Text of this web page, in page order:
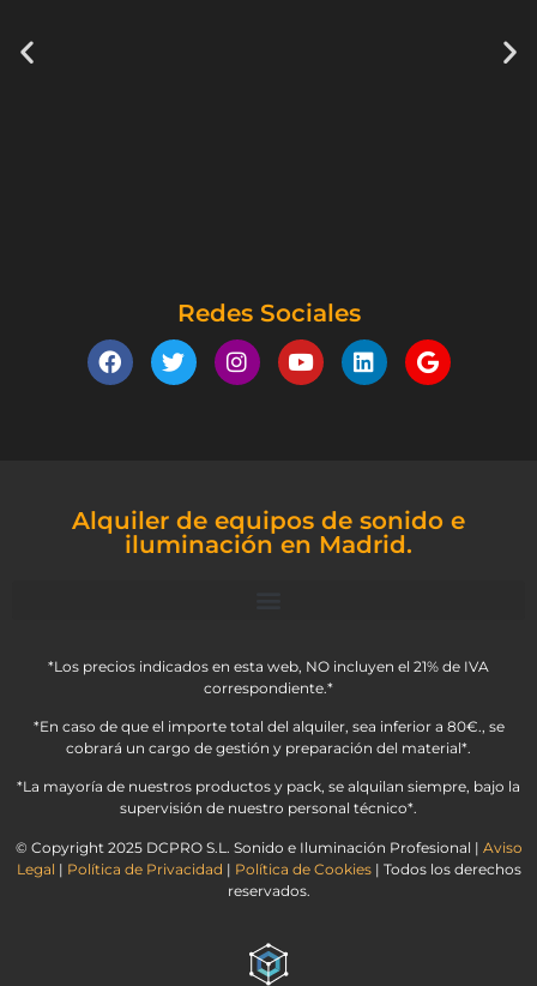
Redes Sociales
Alquiler de equipos de sonido e
iluminación en Madrid.
*Los precios indicados en esta web, NO incluyen el 21% de IVA
correspondiente.*
*En caso de que el importe total del alquiler, sea inferior a 80€., se
cobrará un cargo de gestión y preparación del material*.
*La mayoría de nuestros productos y pack, se alquilan siempre, bajo la
supervisión de nuestro personal técnico*.
© Copyright 2025 DCPRO S.L. Sonido e Iluminación Profesional | Aviso
Legal | Política de Privacidad | Política de Cookies| Todos los derechos
reservados.